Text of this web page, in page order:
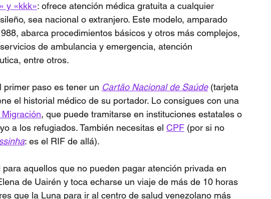
y «kkk»: ofrece atención médica gratuita a cualquier
sea nacional o extranjero. Este modelo, amparado
abarca procedimientos básicos y otros más complejos,
de ambulancia y emergencia, atención
entre otros.
primer paso es tener un Cartão Nacional de Saúde (tarjeta
el historial médico de su portador. Lo consigues con una
, que puede tramitarse en instituciones estatales o
a los refugiados. También necesitas el CPF (por si no
: es el RIF de allá).
aquellos que no pueden pagar atención privada en
de Uairén y toca echarse un viaje de más de 10 horas
que la Luna para ir al centro de salud venezolano más